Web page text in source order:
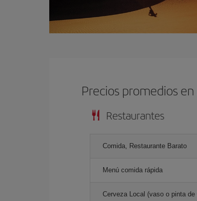
Precios promedios
Restaurantes
Comida, Restaurante Barato
Menú comida rápida
Cerveza Local (vaso o pinta de